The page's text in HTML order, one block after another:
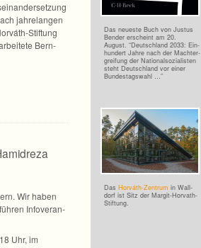
jah­re­lan­gen
Stiftung
Bern­
Wir haben
Info­ver­an­
Uhr, im
Das neu­este Buch von Jus­tus
Ben­der erscheint am 20.
August. “Deutsch­land 2033: Ein­
hun­dert Jahre nach der Macht­er­
grei­fung der Natio­nal­so­zia­lis­ten
steht Deutsch­land vor einer
Bundestagswahl …”
Das Horváth-Zentrum in Wall­
dorf ist Sitz der Margit-Horvath-
Stiftung.